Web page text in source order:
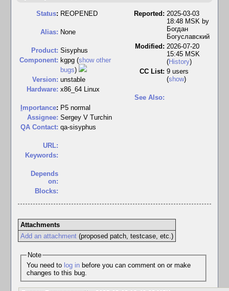
Status: REOPENED
Alias: None
Product: Sisyphus
Component: kgpg (show other
bugs)
Version: unstable
Hardware: x86_64 Linux
mportance: P5 normal
Assignee: Sergey V Turchin
QA Contact: qa-sisyphus
URL:
Keywords:
Depends
on:
Blocks:
Reported: 2025-03-03
18:48 MSK by
Богдан
Богуславский
Modified: 2026-07-20
15:45 MSK
(History)
CC List: 9 users
(show)
See Also:
Attachments
Add an attachment(proposed patch, testcase, etc.)
Note
You need to log inbefore you can comment on or make
changes to this bug.